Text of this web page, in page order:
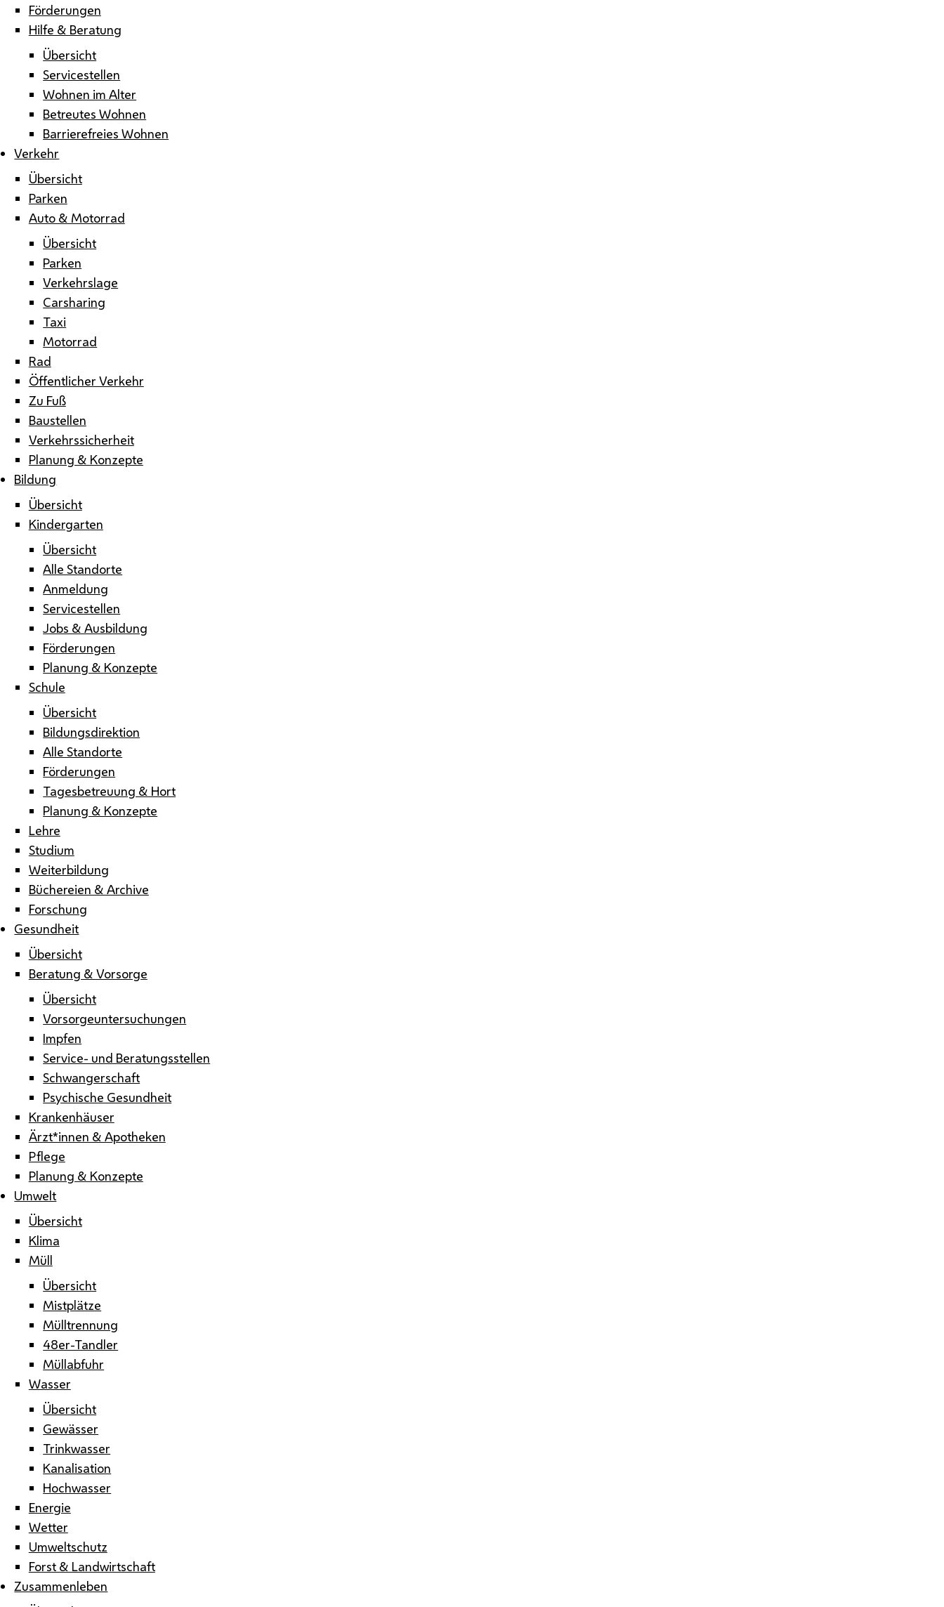
Förderungen
Hilfe & Beratung
Übersicht
Servicestellen
Wohnen im Alter
Betreutes Wohnen
Barrierefreies Wohnen
Verkehr
Übersicht
Parken
Auto & Motorrad
Übersicht
Parken
Verkehrslage
Carsharing
Taxi
Motorrad
Rad
Öffentlicher Verkehr
Zu Fuß
Baustellen
Verkehrssicherheit
Planung & Konzepte
Bildung
Übersicht
Kindergarten
Übersicht
Alle Standorte
Anmeldung
Servicestellen
Jobs & Ausbildung
Förderungen
Planung & Konzepte
Schule
Übersicht
Bildungsdirektion
Alle Standorte
Förderungen
Tagesbetreuung & Hort
Planung & Konzepte
Lehre
Studium
Weiterbildung
Büchereien & Archive
Forschung
Gesundheit
Übersicht
Beratung & Vorsorge
Übersicht
Vorsorgeuntersuchungen
Impfen
Service- und Beratungsstellen
Schwangerschaft
Psychische Gesundheit
Krankenhäuser
Ärzt*innen & Apotheken
Pflege
Planung & Konzepte
Umwelt
Übersicht
Klima
Müll
Übersicht
Mistplätze
Mülltrennung
48er-Tandler
Müllabfuhr
Wasser
Übersicht
Gewässer
Trinkwasser
Kanalisation
Hochwasser
Energie
Wetter
Umweltschutz
Forst & Landwirtschaft
Zusammenleben